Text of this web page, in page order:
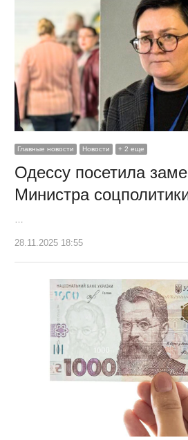
Главные новости Новости + 2 еще
Одессу посетила
Министра
28.11.2025 18:55